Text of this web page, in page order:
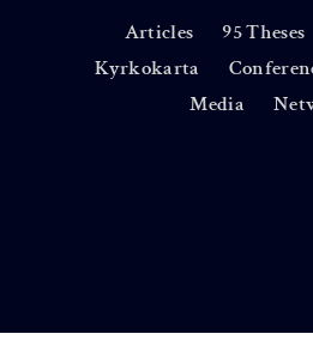
Articles 95 Theses
Kyrkokarta
Media